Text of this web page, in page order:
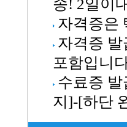
송! 2일이
자격증은
자격증
포함입니
수료증
지]-[하단